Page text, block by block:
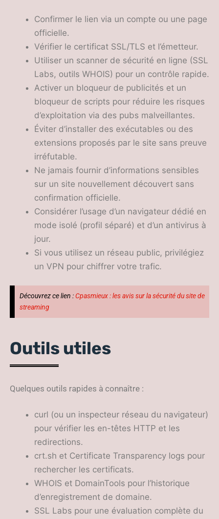
Confirmer le lien via un compte ou une page
officielle.
Vérifier le certificat SSL/TLS et l’émetteur.
Utiliser un scanner de sécurité en ligne (SSL
Labs, outils WHOIS) pour un contrôle rapide.
Activer un bloqueur de publicités et un
bloqueur de scripts pour réduire les risques
d’exploitation via des pubs malveillantes.
Éviter d’installer des exécutables ou des
extensions proposés par le site sans preuve
irréfutable.
Ne jamais fournir d’informations sensibles
sur un site nouvellement découvert sans
confirmation officielle.
Considérer l’usage d’un navigateur dédié en
mode isolé (profil séparé) et d’un antivirus à
jour.
Si vous utilisez un réseau public, privilégiez
un VPN pour chiffrer votre trafic.
Découvrez ce lien : Cpasmieux : les avis sur la sécurité du site de
streaming
Outils utiles
Quelques outils rapides à connaître :
curl (ou un inspecteur réseau du navigateur)
pour vérifier les en-têtes HTTP et les
redirections.
crt.sh et Certificate Transparency logs pour
rechercher les certificats.
WHOIS et DomainTools pour l’historique
d’enregistrement de domaine.
SSL Labs pour une évaluation complète du